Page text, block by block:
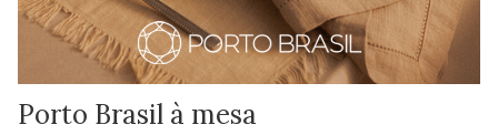
Porto Brasil à mesa